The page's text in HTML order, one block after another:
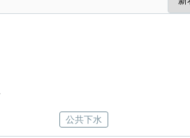
公共下水